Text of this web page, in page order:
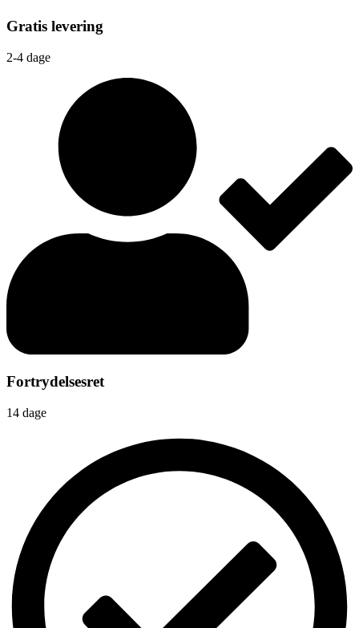
Gratis levering
2-4 dage
Fortrydelsesret
14 dage